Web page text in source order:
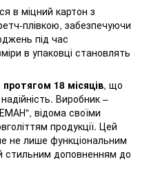
в міцний картон з
плівкою, забезпечуючи
під час
в упаковці становлять
протягом 18 місяців, що
Виробник –
відома своїми
продукції. Цей
не лише функціональним
стильним доповненням до